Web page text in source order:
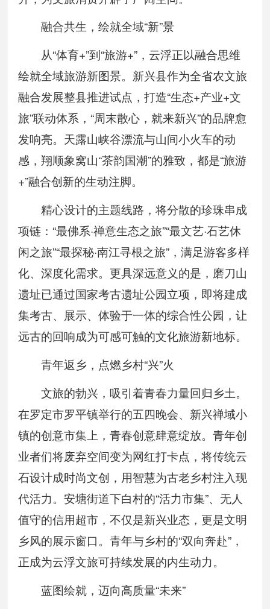
融合共生，绘就全域“新”景
从“体育+”到“旅游+”，云浮正以融合思维
绘就全域旅游新图景。新兴县作为全省农文旅
融合发展整县推进试点，打造“生态+产业+文
旅”联动体系，“周末散心，就来新兴”的品牌愈
发响亮。天露山峡谷漂流与山间小火车的动
感，翔顺象窝山“茶韵国潮”的雅致，都是“旅游
+”融合创新的生动注脚。
精心设计的主题线路，将分散的珍珠串成
项链：“最佛系·禅意生态之旅”“最文艺·石艺休
闲之旅”“最探秘·南江寻根之旅”，满足游客多样
化、深度化需求。更具深远意义的是，磨刀山
遗址已通过国家考古遗址公园立项，即将建成
集考古、展示、体验于一体的综合性公园，让
远古的回响成为可感可触的文化旅游新地标。
青年返乡，点燃乡村“兴”火
文旅的勃兴，吸引着青春力量回归乡土。
在罗定市罗平镇举行的五四晚会、新兴禅域小
镇的创意市集上，青春创意肆意绽放。青年创
业者们将废弃空间变为网红打卡点，将传统云
石设计成时尚文创，用智慧为古老乡村注入现
代活力。安塘街道下白村的“活力市集”、无人
值守的信用超市，不仅是新兴业态，更是文明
乡风的展示窗口。青年与乡村的“双向奔赴”，
正成为云浮文旅可持续发展的内生动力。
蓝图绘就，迈向高质量“未来”